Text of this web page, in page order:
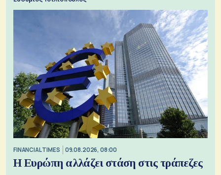
FINANCIAL TIMES 09.08.2026, 08:00
Η Ευρώπη αλλάζει στάση στις τράπεζες